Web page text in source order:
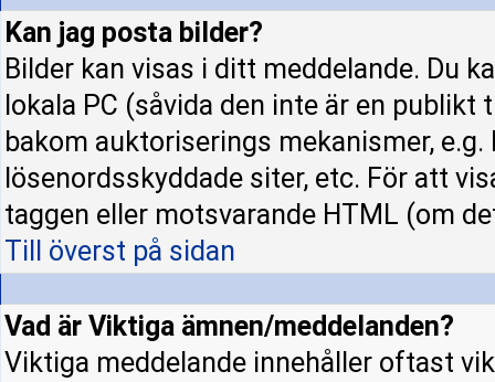
Kan jag posta bilder?
Bilder kan visas i ditt meddelande. Du
lokala PC (såvida den inte är en
bakom auktoriserings mekanismer,
lösenordsskyddade siter, etc. För att
taggen eller motsvarande HTML (om
Till överst på sidan
Vad är Viktiga ämnen/meddelanden?
Viktiga meddelande innehåller oftast